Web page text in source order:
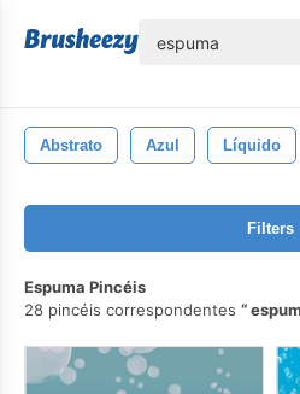
Abstrato Azul Líquido
Filters
Espuma Pincéis
28 pincéis correspondentes